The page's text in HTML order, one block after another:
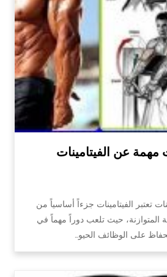
مهمة عن الفيتامينات
تعتبر الفيتامينات جزءاً أساسياً من
المتوازنة، حيث تلعب دوراً مهماً في
على الوظائف الحيو…